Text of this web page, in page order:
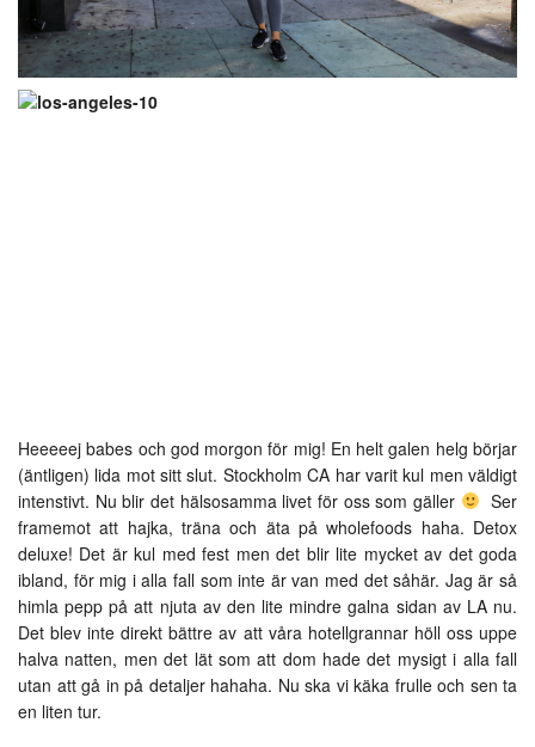
Heeeeej babes och god morgon för mig! En helt galen helg börjar
(äntligen) lida mot sitt slut. Stockholm CA har varit kul men väldigt
intenstivt. Nu blir det hälsosamma livet för oss som gäller
Ser
framemot att hajka, träna och äta på wholefoods haha. Detox
deluxe! Det är kul med fest men det blir lite mycket av det goda
ibland, för mig i alla fall som inte är van med det såhär. Jag är så
himla pepp på att njuta av den lite mindre galna sidan av LA nu.
Det blev inte direkt bättre av att våra hotellgrannar höll oss uppe
halva natten, men det lät som att dom hade det mysigt i alla fall
utan att gå in på detaljer hahaha. Nu ska vi käka frulle och sen ta
en liten tur.